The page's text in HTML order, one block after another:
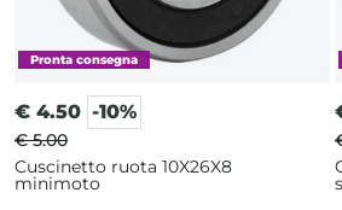
€ 4.50 -10%
€ 5.00
Cuscinetto ruota 10X26X8
minimoto